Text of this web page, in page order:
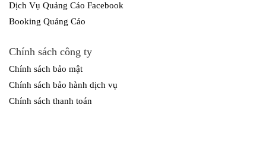
Dịch Vụ Quảng Cáo Facebook
Booking Quảng Cáo
Chính sách công ty
Chính sách bảo mật
Chính sách bảo hành dịch vụ
Chính sách thanh toán